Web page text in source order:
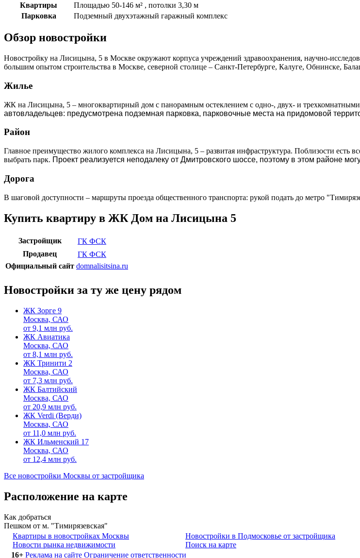
Квартиры
Площадью 50-146 м² , потолки 3,30 м
Парковка
Подземный двухэтажный гаражный комплекс
Обзор новостройки
Новостройку на Лисицына, 5 в Москве окружают корпуса учреждений здравоохранения, научно-
большим опытом строительства в Москве, северной столице – Санкт-Петербурге, Калуге, Обнинске,
Жилье
ЖК на Лисицына, 5 – многоквартирный дом с панорамным остеклением с одно-, двух- и
автовладельцев: предусмотрена подземная парковка, парковочные места на придомовой
Район
Главное преимущество жилого комплекса на Лисицына, 5 – развитая инфраструктура. Поблизости есть
выбрать парк. Проект реализуется неподалеку от Дмитровского шоссе, поэтому в этом районе
Дорога
В шаговой доступности – маршруты проезда общественного транспорта: рукой подать до метро
Купить квартиру в ЖК Дом на Лисицына 5
Застройщик
ГК ФСК
Продавец
ГК ФСК
Официальный сайт domnalisitsina.ru
Новостройки за ту же цену рядом
ЖК Зорге 9
Москва, САО
от 9,1 млн руб.
ЖК Авиатика
Москва, САО
от 8,1 млн руб.
ЖК Тринити 2
Москва, САО
от 7,3 млн руб.
ЖК Балтийский
Москва, САО
от 20,9 млн руб.
ЖК Verdi (Верди)
Москва, САО
от 11,0 млн руб.
ЖК Ильменский 17
Москва, САО
от 12,4 млн руб.
Все новостройки Москвы от застройщика
Расположение на карте
Как добраться
Пешком от м. "Тимирязевская"
Квартиры в новостройках Москвы
Новости рынка недвижимости
Новостройки в Подмосковье от застройщика
Поиск на карте
16+ Реклама на сайте Ограничение ответственности